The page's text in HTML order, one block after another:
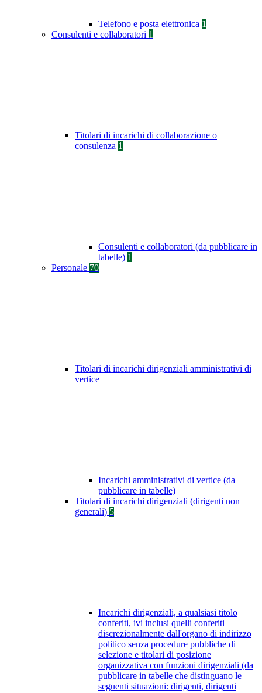
Telefono e posta elettronica 1
Consulenti e collaboratori 1
Titolari di incarichi di collaborazione o
consulenza 1
Consulenti e collaboratori (da pubblicare in
tabelle) 1
Personale 70
Titolari di incarichi dirigenziali amministrativi di
vertice
Incarichi amministrativi di vertice (da
pubblicare in tabelle)
Titolari di incarichi dirigenziali (dirigenti non
generali) 5
Incarichi dirigenziali, a qualsiasi titolo
conferiti, ivi inclusi quelli conferiti
discrezionalmente dall'organo di indirizzo
politico senza procedure pubbliche di
selezione e titolari di posizione
organizzativa con funzioni dirigenziali (da
pubblicare in tabelle che distinguano le
seguenti situazioni: dirigenti, dirigenti